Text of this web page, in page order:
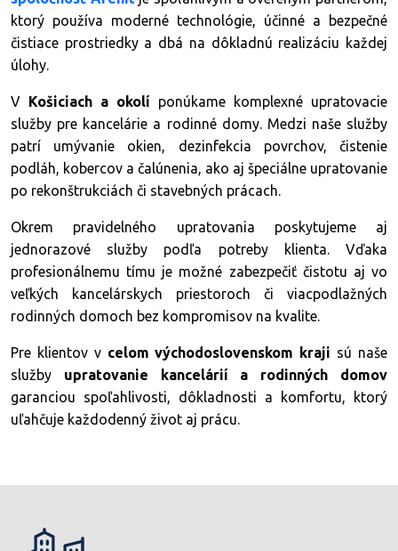
ktorý používa moderné technológie, účinné a bezpečné
čistiace prostriedky a dbá na dôkladnú realizáciu každej
úlohy.
V Košiciach a okolí ponúkame komplexné upratovacie
služby pre kancelárie a rodinné domy. Medzi naše služby
patrí umývanie okien, dezinfekcia povrchov, čistenie
podláh, kobercov a čalúnenia, ako aj špeciálne upratovanie
po rekonštrukciách či stavebných prácach.
Okrem pravidelného upratovania poskytujeme aj
jednorazové služby podľa potreby klienta. Vďaka
profesionálnemu tímu je možné zabezpečiť čistotu aj vo
veľkých kancelárskych priestoroch či viacpodlažných
rodinných domoch bez kompromisov na kvalite.
Pre klientov v celom východoslovenskom kraji sú naše
služby upratovanie kancelárií a rodinných domov
garanciou spoľahlivosti, dôkladnosti a komfortu, ktorý
uľahčuje každodenný život aj prácu.